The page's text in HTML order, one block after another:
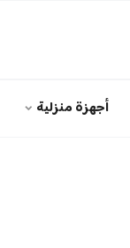
أجهزة منزلية